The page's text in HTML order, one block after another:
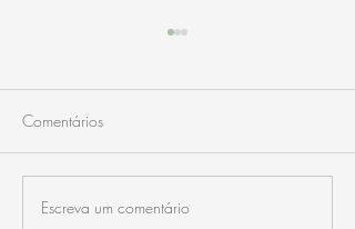
La Cucaña
Comentários
Escreva um comentário